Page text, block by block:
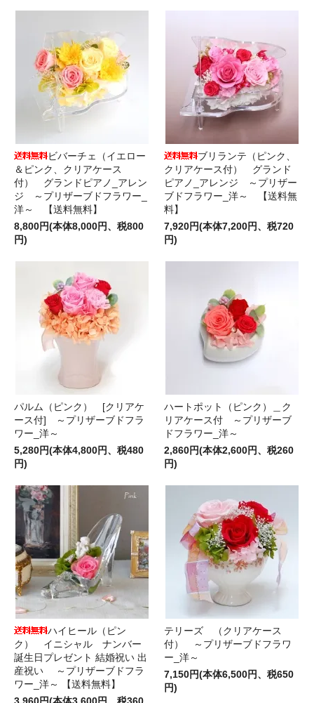
ビバーチェ（イエロー
＆ピンク、クリアケース
付） グランドピアノ_アレン
ジ ～プリザーブドフラワー_
洋～ 【送料無料】
8,800円(本体8,000円、税800
円)
ブリランテ（ピンク、
クリアケース付） グランド
ピアノ_アレンジ ～プリザー
ブドフラワー_洋～ 【送料無
料】
7,920円(本体7,200円、税720
円)
パルム（ピンク） [クリアケ
ース付] ～プリザーブドフラ
ワー_洋～
5,280円(本体4,800円、税480
円)
ハートポット（ピンク）＿ク
リアケース付 ～プリザーブ
ドフラワー_洋～
2,860円(本体2,600円、税260
円)
ハイヒール（ピン
ク） イニシャル ナンバー
誕生日プレゼント 結婚祝い 出
産祝い ～プリザーブドフラ
ワー_洋～ 【送料無料】
3,960円(本体3,600円、税360
テリーズ （クリアケース
付） ～プリザーブドフラワ
ー_洋～
7,150円(本体6,500円、税650
円)